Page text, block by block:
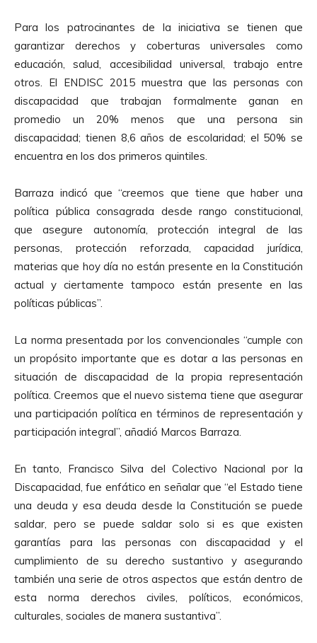
Para los patrocinantes de la iniciativa se tienen que
garantizar derechos y coberturas universales como
educación, salud, accesibilidad universal, trabajo entre
otros. El ENDISC 2015 muestra que las personas con
discapacidad que trabajan formalmente ganan en
promedio un 20% menos que una persona sin
discapacidad; tienen 8,6 años de escolaridad; el 50% se
encuentra en los dos primeros quintiles.
Barraza indicó que “creemos que tiene que haber una
política pública consagrada desde rango constitucional,
que asegure autonomía, protección integral de las
personas, protección reforzada, capacidad jurídica,
materias que hoy día no están presente en la Constitución
actual y ciertamente tampoco están presente en las
políticas públicas”.
La norma presentada por los convencionales “cumple con
un propósito importante que es dotar a las personas en
situación de discapacidad de la propia representación
política. Creemos que el nuevo sistema tiene que asegurar
una participación política en términos de representación y
participación integral”, añadió Marcos Barraza.
En tanto, Francisco Silva del Colectivo Nacional por la
Discapacidad, fue enfático en señalar que “el Estado tiene
una deuda y esa deuda desde la Constitución se puede
saldar, pero se puede saldar solo si es que existen
garantías para las personas con discapacidad y el
cumplimiento de su derecho sustantivo y asegurando
también una serie de otros aspectos que están dentro de
esta norma derechos civiles, políticos, económicos,
culturales, sociales de manera sustantiva”.